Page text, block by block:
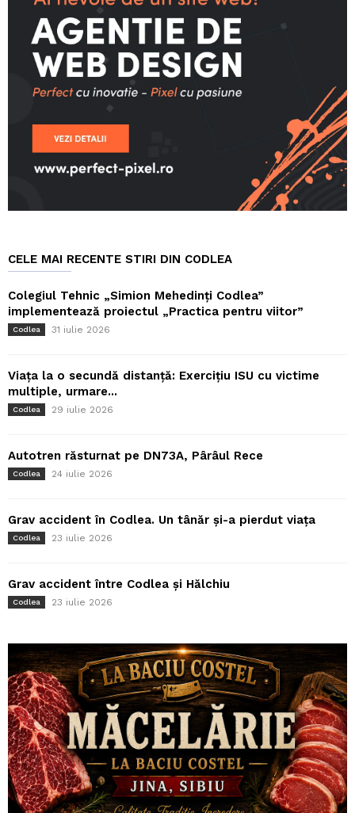
CELE MAI RECENTE STIRI DIN CODLEA
Colegiul Tehnic „Simion Mehedinți Codlea”
implementează proiectul „Practica pentru viitor”
Codlea 31 iulie 2026
Viața la o secundă distanță: Exercițiu ISU cu victime
multiple, urmare...
Codlea 29 iulie 2026
Autotren răsturnat pe DN73A, Pârâul Rece
Codlea 24 iulie 2026
Grav accident în Codlea. Un tânăr și-a pierdut viața
Codlea 23 iulie 2026
Grav accident între Codlea și Hălchiu
Codlea 23 iulie 2026